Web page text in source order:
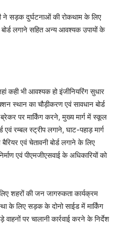
ने सड़क दुर्घटनाओं की रोकथाम के लिए
लगाने सहित अन्य आवश्यक उपायों के
भी आवश्यक हो इंजीनियरिंग सुधार
स्थान का चौड़ीकरण एवं सावधान बोर्ड
ब्रेकर पर मार्किंग करने, मुख्य मार्ग में स्कूल
एवं रम्बल स्ट्रीप लगाने, घाट-पहाड़ मार्ग
बैरियर एवं चेतावनी बोर्ड लगाने के लिए
एवं पीएमजीएसवाई के अधिकारियों को
शहरों की जन जागरुकता कार्यक्रम
के लिए सड़क के दोनो साईड में मार्किंग
पर चालानी कार्रवाई करने के निर्देश